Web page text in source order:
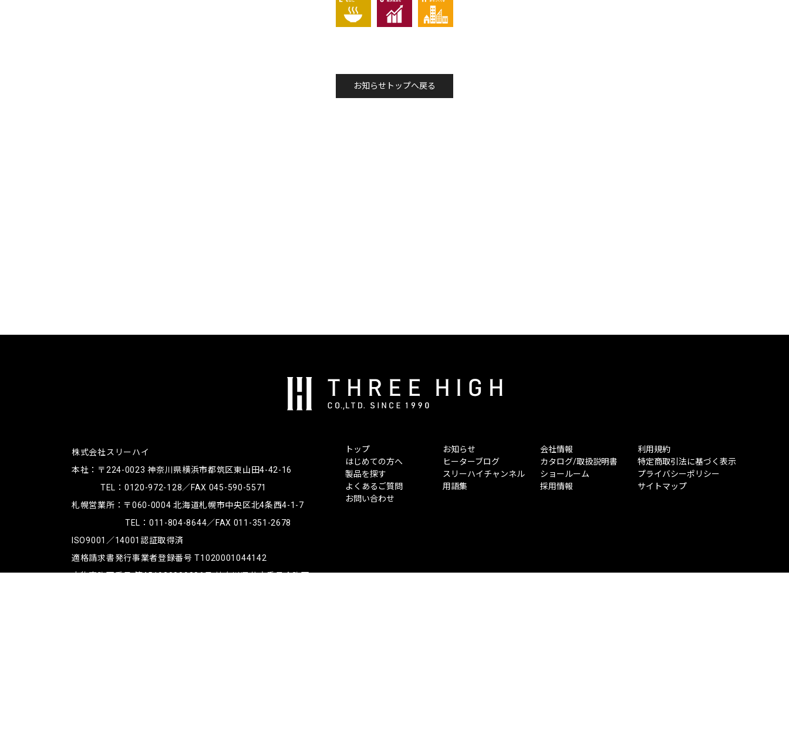
お知らせトップへ戻る
会
ー
株式会社スリーハイ
本社：〒224-0023神奈川県横浜市都筑区東山田4-42-16
TEL： 0120-972-128／FAX 045-590-5571
札幌営業所：〒060-0004北海道札幌市中央区北4条西4-1-7
TEL： 011-804-8644／FAX 011-351-2678
ISO9001／14001認証取得済
適格請求書発行事業者登録番号 T1020001044142
古物商許可番号 第451930009886号 神奈川県公安委員会許可
トップ
はじめての方へ
製品を探す
よくあるご質問
お問い合わせ
お知らせ
ヒーターブログ
スリーハイチャンネル
用語集
会社情報
カタログ/取扱説明書
ショールーム
採用情報
利用規約
特定商取引法に基づく表示
プライバシーポリシー
サイトマップ